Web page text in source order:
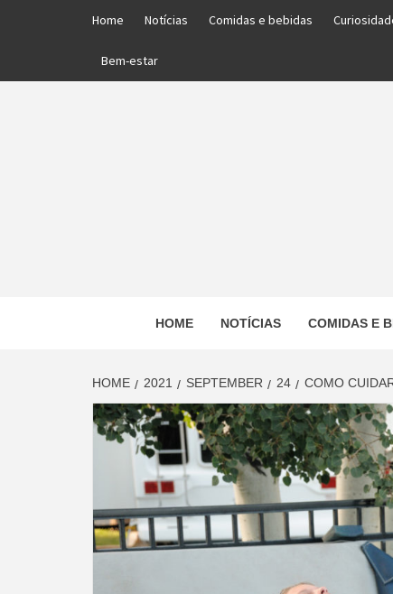
Home Notícias Comidas e bebidas
Bem-estar
HOME NOTÍCIAS COMIDAS E
HOME 2021 SEPTEMBER 24 COMO